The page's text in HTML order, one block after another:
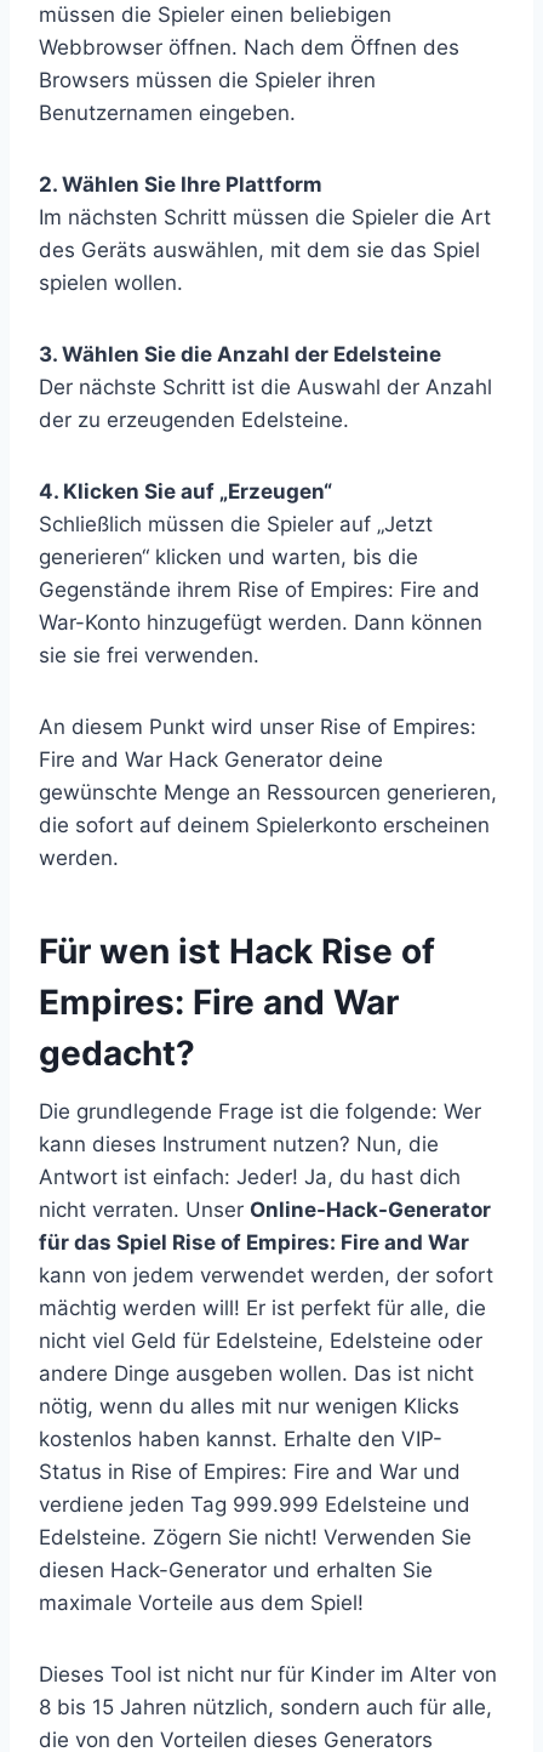
müssen die Spieler einen beliebigen
Webbrowser öffnen. Nach dem Öffnen des
Browsers müssen die Spieler ihren
Benutzernamen eingeben.
2. Wählen Sie Ihre Plattform
Im nächsten Schritt müssen die Spieler die Art
des Geräts auswählen, mit dem sie das Spiel
spielen wollen.
3. Wählen Sie die Anzahl der Edelsteine
Der nächste Schritt ist die Auswahl der Anzahl
der zu erzeugenden Edelsteine.
4. Klicken Sie auf „Erzeugen“
Schließlich müssen die Spieler auf „Jetzt
generieren“ klicken und warten, bis die
Gegenstände ihrem Rise of Empires: Fire and
War-Konto hinzugefügt werden. Dann können
sie sie frei verwenden.
An diesem Punkt wird unser Rise of Empires:
Fire and War Hack Generator deine
gewünschte Menge an Ressourcen generieren,
die sofort auf deinem Spielerkonto erscheinen
werden.
​Für wen ist Hack Rise of
Empires: Fire and War
gedacht?
Die grundlegende Frage ist die folgende: Wer
kann dieses Instrument nutzen? Nun, die
Antwort ist einfach: Jeder! Ja, du hast dich
nicht verraten. Unser Online-Hack-Generator
für das Spiel Rise of Empires: Fire and War
kann von jedem verwendet werden, der sofort
mächtig werden will! Er ist perfekt für alle, die
nicht viel Geld für Edelsteine, Edelsteine oder
andere Dinge ausgeben wollen. Das ist nicht
nötig, wenn du alles mit nur wenigen Klicks
kostenlos haben kannst. Erhalte den VIP-
Status in Rise of Empires: Fire and War und
verdiene jeden Tag 999.999 Edelsteine und
Edelsteine. Zögern Sie nicht! Verwenden Sie
diesen Hack-Generator und erhalten Sie
maximale Vorteile aus dem Spiel!
Dieses Tool ist nicht nur für Kinder im Alter von
8 bis 15 Jahren nützlich, sondern auch für alle,
die von den Vorteilen dieses Generators